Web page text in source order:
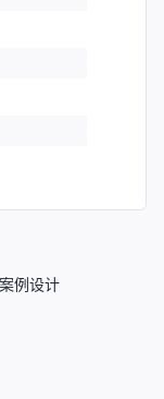
例设计